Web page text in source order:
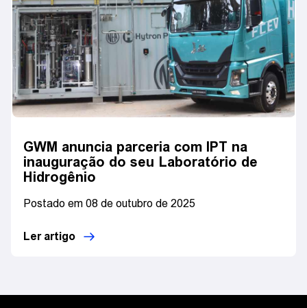
GWM anuncia parceria com IPT na
inauguração do seu Laboratório de
Hidrogênio
Postado em 08 de outubro de 2025
Ler artigo